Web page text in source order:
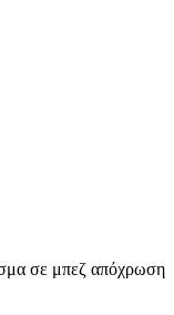
σε μπεζ απόχρωση